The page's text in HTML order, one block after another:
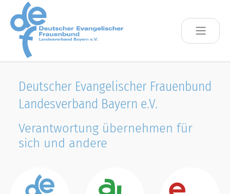
Skip to main content
Deutscher Evangelischer Frauenbund
Landesverband Bayern e.V.
Verantwortung übernehmen für
sich und andere